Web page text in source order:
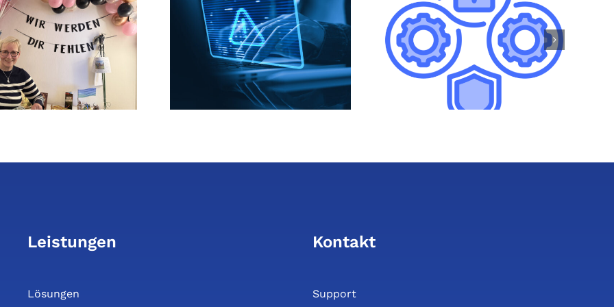
Unternehmen –
Wir gratulieren
Matthias „Mattse“
Weber
Nachbericht zum
Anwendertreffen
2025
News cadwork
Version 2025 –
Alle Infos jetzt
verfügbar!
Leistungen
Lösungen
Kontakt
Support